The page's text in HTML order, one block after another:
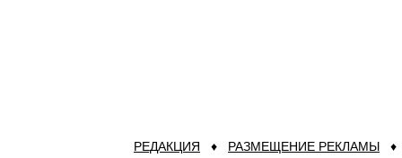
РЕДАКЦИЯ ♦ РАЗМЕЩЕНИЕ РЕКЛАМЫ